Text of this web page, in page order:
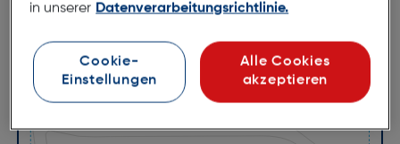
19mm
53mm
145mm
in unserer Datenverarbeitungsrichtlinie.
Cookie-
Einstellungen
Alle Cookies
akzeptieren